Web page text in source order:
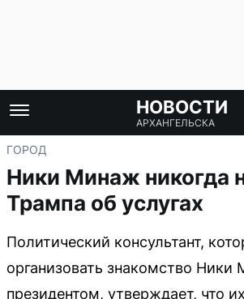
НОВОСТИ
АРХАНГЕЛЬСКА
ГОРОД
Ники Минаж никогда
Трампа об услугах
Политический консультант,
организовать знакомство Ники
президентом, утверждает, что